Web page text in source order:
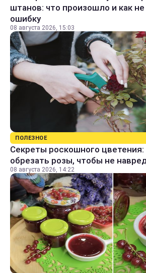
штанов: что произошло и как
ошибку
08 августа 2026, 15:03
ПОЛЕЗНОЕ
Секреты роскошного цветения:
обрезать розы, чтобы не
08 августа 2026, 14:22